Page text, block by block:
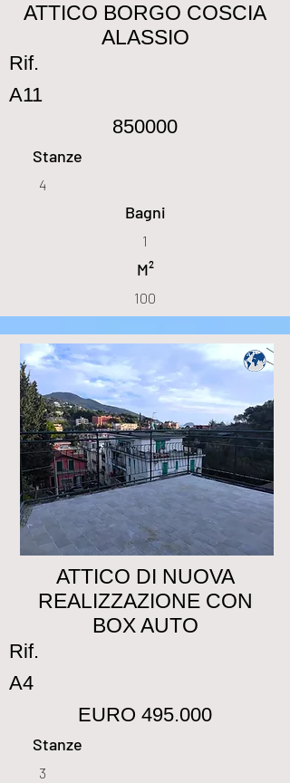
ATTICO BORGO COSCIA
ALASSIO
Rif.
A11
850000
Stanze
4
Bagni
1
M²
100
ATTICO DI NUOVA
REALIZZAZIONE CON
BOX AUTO
Rif.
A4
EURO 495.000
Stanze
3